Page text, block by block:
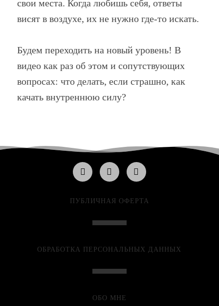
свои места. Когда любишь себя, ответы
висят в воздухе, их не нужно где-то искать.
Будем переходить на новый уровень! В
видео как раз об этом и сопутствующих
вопросах: что делать, если страшно, как
качать внутреннюю силу?
ПУБЛИЧНАЯ ОФЕРТА
ОБРАБОТКА ПЕРСОНАЛЬНЫХ ДАННЫХ
ОБО МНЕ